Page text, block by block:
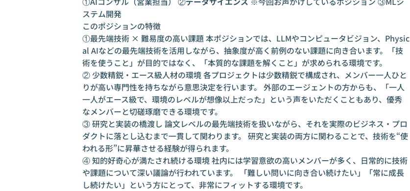
ステム開発
このポジションの特徴
①最先端技術 × 難易度の高い課題 本ポジションでは、LLMやコンピュータビジョン、Physic
al AIなどの最先端技術を活用しながら、抽象度が高く前例のない課題に向き合います。「技
術を使うこと」が目的ではなく、「本質的な課題を解くこと」が求められる環境です。
② 少数精鋭・エース級人材の環境 各プロジェクトは少数精鋭で構成され、メンバー一人ひと
りが高い専門性を持ちながら意思決定を行います。 外部のエージェントの方からも、「一人
一人がエース級で、環境のレベルが想像以上だった」という声をいただくこともあり、優秀
なメンバーと切磋琢磨できる環境です。
③ 研究と実装の橋渡し 論文レベルの最先端技術を扱いながら、それを実際のビジネス・プロ
ダクトに落とし込むまで一貫して関わります。 研究と実装の両方に関わることで、技術を“使
われる形”に昇華させる経験が得られます。
④ 知的好奇心が満たされ続ける環境 社内には学習意欲の高いメンバーが多く、日常的に技術
や課題について深い議論が行われています。 「難しい問いに向き合い続けたい」「常に成長
し続けたい」という方にとって、非常にフィットする環境です。